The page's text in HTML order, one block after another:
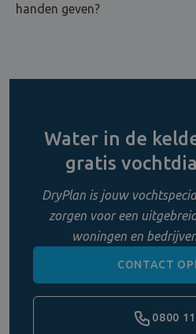
handen geven?
Water in de
gratis
DryPlan is jouw
zorgen voor een
woningen en
CONTACT
0800